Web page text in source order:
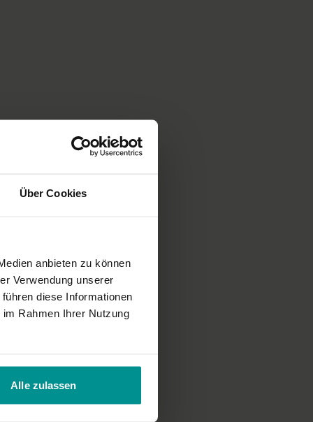
Über Cookies
anbieten zu können
Verwendung unserer
diese Informationen
Rahmen Ihrer Nutzung
Alle zulassen